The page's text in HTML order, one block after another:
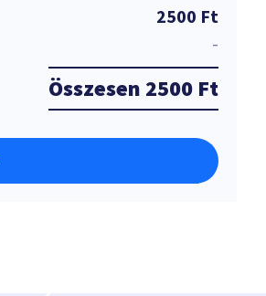
2500 Ft
-
Összesen 2500 Ft